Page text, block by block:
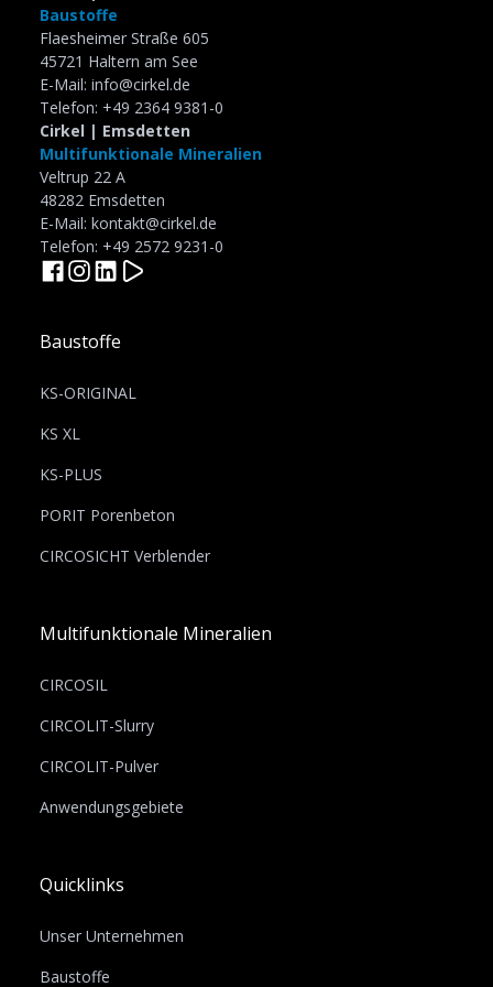
Baustoffe
Flaesheimer Straße 605
45721 Haltern am See
E-Mail: info@cirkel.de
Telefon: +49 2364 9381-0
Cirkel | Emsdetten
Multifunktionale Mineralien
Veltrup 22 A
48282 Emsdetten
E-Mail: kontakt@cirkel.de
Telefon: +49 2572 9231-0
Baustoffe
KS-ORIGINAL
KS XL
KS-PLUS
PORIT Porenbeton
CIRCOSICHT Verblender
Multifunktionale Mineralien
CIRCOSIL
CIRCOLIT-Slurry
CIRCOLIT-Pulver
Anwendungsgebiete
Quicklinks
Unser Unternehmen
Baustoffe